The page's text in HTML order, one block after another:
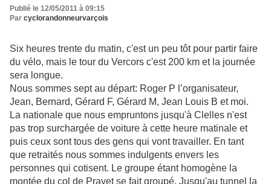
Publié le 12/05/2011 à 09:15
Par cyclorandonneurvarçois
Six heures trente du matin, c'est un peu tôt pour partir faire
du vélo, mais le tour du Vercors c'est 200 km et la journée
sera longue.
Nous sommes sept au départ: Roger P l’organisateur,
Jean, Bernard, Gérard F, Gérard M, Jean Louis B et moi.
La nationale que nous empruntons jusqu'à Clelles n'est
pas trop surchargée de voiture à cette heure matinale et
puis ceux sont tous des gens qui vont travailler. En tant
que retraités nous sommes indulgents envers les
personnes qui cotisent. Le groupe étant homogène la
montée du col de Prayet se fait groupé. Jusqu'au tunnel la